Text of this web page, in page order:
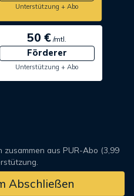
Unterstützung + Abo
50 € /mtl.
Förderer
Unterstützung + Abo
aus PUR-Abo (3,99
Abschließen